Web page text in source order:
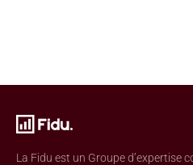
La Fidu est un Groupe d’expertise